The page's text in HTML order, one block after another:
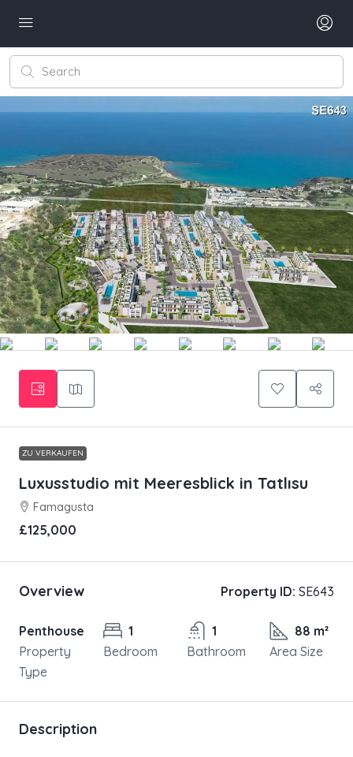
ZU VERKAUFEN
Luxusstudio mit Meeresblick in Tatlısu
Famagusta
£125,000
Overview Property ID: SE643
Penthouse
Property
Type
1
Bedroom
1
Bathroom
88 m²
Area Size
Description